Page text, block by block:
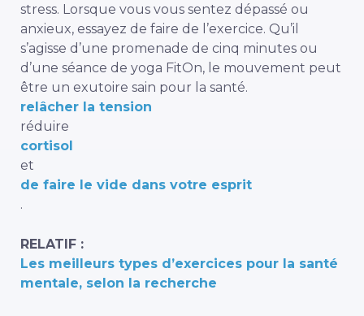
stress. Lorsque vous vous sentez dépassé ou
anxieux, essayez de faire de l’exercice. Qu’il
s’agisse d’une promenade de cinq minutes ou
d’une séance de yoga FitOn, le mouvement peut
être un exutoire sain pour la santé.
relâcher la tension
réduire
cortisol
et
de faire le vide dans votre esprit
.
RELATIF :
Les meilleurs types d’exercices pour la santé
mentale, selon la recherche